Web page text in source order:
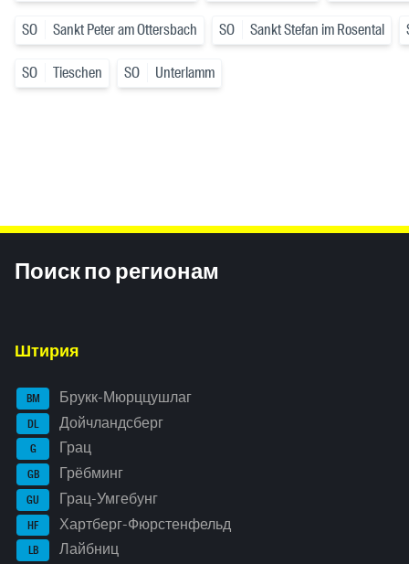
SO Sankt Peter am Ottersbach SO Sankt Stefan im Rosental
SO Tieschen SO Unterlamm
Поиск по регионам
Штирия
BM Брукк-Мюрццушлаг
DL Дойчландсберг
G Грац
GB Грёбминг
GU Грац-Умгебунг
HF Хартберг-Фюрстенфельд
LB Лайбниц